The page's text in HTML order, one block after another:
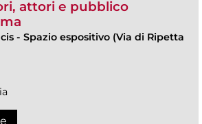
attori e pubblico
- Spazio espositivo (Via di Ripetta